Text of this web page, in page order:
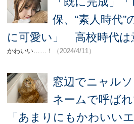
保、“素人時代
に可愛い」 高校時代は
かわいい……！ （2024/4/11）
窓辺でニャル
ネームで呼ば
「あまりにもかわいい